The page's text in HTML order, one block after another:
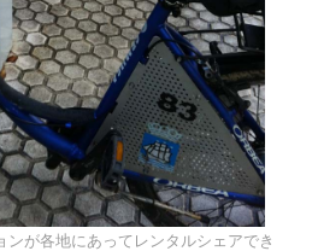
ンが各地にあってレンタルシェアでき